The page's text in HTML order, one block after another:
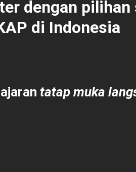
dengan
di Indonesia
tatap muka